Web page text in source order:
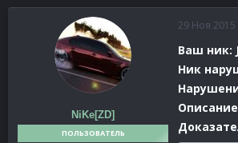
ч
а
л
а
NiKe[ZD]
ПОЛЬЗОВАТЕЛЬ
29 Ноя 2015
Ваш ник:
Ник